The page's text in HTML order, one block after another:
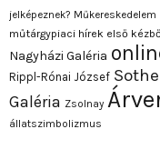
jelképeznek? Műkereskedelem
műtárgypiaci hírek első
Nagyházi Galéria
Rippl-Rónai József
Galéria Zsolnay
állatszimbolizmus